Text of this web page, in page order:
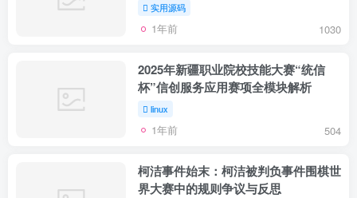
实用源码
1年前 1030
2025年新疆职业院校技能大赛“统信
杯”信创服务应用赛项全模块解析
linux
1年前 504
柯洁事件始末：柯洁被判负事件围棋世
界大赛中的规则争议与反思